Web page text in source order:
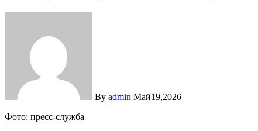
By admin Май19,2026
Фото: пресс-служба